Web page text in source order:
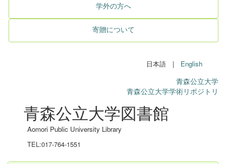
学外の方へ
寄贈について
日本語 | English
青森公立大学
青森公立大学学術リポジトリ
青森公立大学図書館
Aomori Public University Library
TEL:017-764-1551